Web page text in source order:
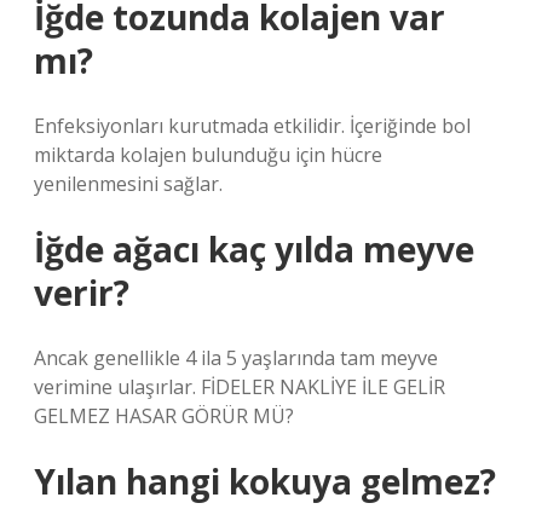
İğde tozunda kolajen var
mı?
Enfeksiyonları kurutmada etkilidir. İçeriğinde bol
miktarda kolajen bulunduğu için hücre
yenilenmesini sağlar.
İğde ağacı kaç yılda meyve
verir?
Ancak genellikle 4 ila 5 yaşlarında tam meyve
verimine ulaşırlar. FİDELER NAKLİYE İLE GELİR
GELMEZ HASAR GÖRÜR MÜ?
Yılan hangi kokuya gelmez?